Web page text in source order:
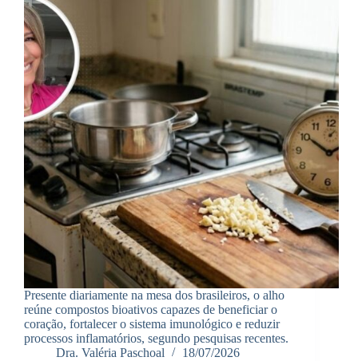
Presente diariamente na mesa dos brasileiros, o alho
reúne compostos bioativos capazes de beneficiar o
coração, fortalecer o sistema imunológico e reduzir
processos inflamatórios, segundo pesquisas recentes.
Dra. Valéria Paschoal
18/07/2026